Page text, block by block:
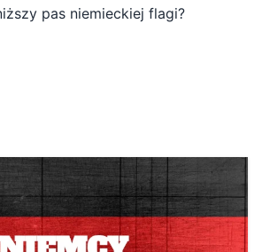
pas niemieckiej flagi?